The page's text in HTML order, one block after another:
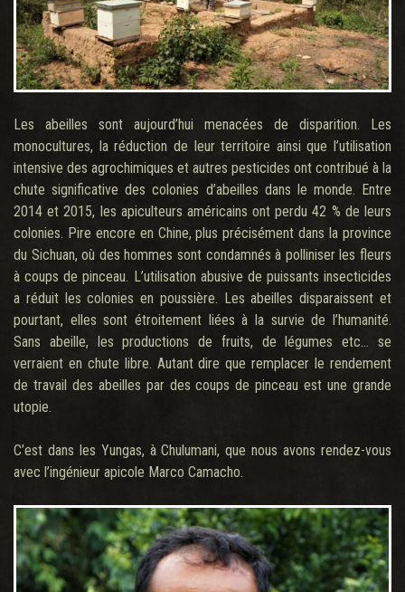
Les abeilles sont aujourd’hui menacées de disparition. Les
monocultures, la réduction de leur territoire ainsi que l’utilisation
intensive des agrochimiques et autres pesticides ont contribué à la
chute significative des colonies d’abeilles dans le monde. Entre
2014 et 2015, les apiculteurs américains ont perdu 42 % de leurs
colonies. Pire encore en Chine, plus précisément dans la province
du Sichuan, où des hommes sont condamnés à polliniser les fleurs
à coups de pinceau. L’utilisation abusive de puissants insecticides
a réduit les colonies en poussière. Les abeilles disparaissent et
pourtant, elles sont étroitement liées à la survie de l’humanité.
Sans abeille, les productions de fruits, de légumes etc… se
verraient en chute libre. Autant dire que remplacer le rendement
de travail des abeilles par des coups de pinceau est une grande
utopie.
C’est dans les Yungas, à Chulumani, que nous avons rendez-vous
avec l’ingénieur apicole Marco Camacho.